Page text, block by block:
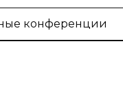
конференции